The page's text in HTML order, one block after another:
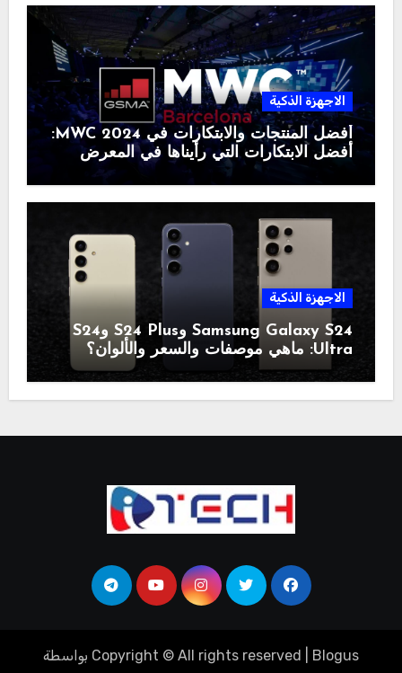
الاجهزة الذكية
أفضل المنتجات والابتكارات في MWC 2024:
أفضل الابتكارات التي رأيناها في المعرض
الاجهزة الذكية
Samsung Galaxy S24 وS24 Plus وS24
Ultra: ماهي موصفات والسعر والألوان؟
Copyright © All rights reserved Blogus
بواسطة